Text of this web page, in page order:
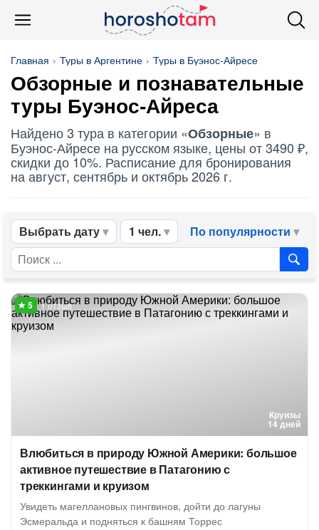
Главная Туры в Аргентине Туры в Буэнос-Айресе
Обзорные и познавательные
туры Буэнос-Айреса
Найдено 3 тура в категории «Обзорные» в
Буэнос-Айресе на русском языке, цены от 3490 ₽,
скидки до 10%. Расписание для бронирования
на август, сентябрь и октябрь 2026 г.
Выбрать дату 1 чел. По популярности
Круизы
14 дней
1 отзыв
Влюбиться в природу Южной Америки: большое
активное путешествие в Патагонию с
треккингами и круизом
Увидеть магеллановых пингвинов, дойти до лагуны
Эсмеральда и подняться к башням Торрес